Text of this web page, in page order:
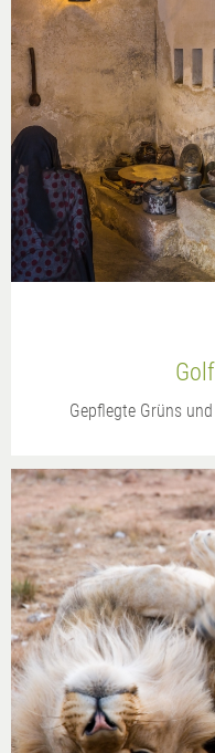
Gepflegte Grüns